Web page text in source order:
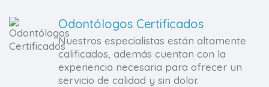
Odontólogos Certificados
Nuestros especialistas están altamente
calificados, además cuentan con la
experiencia necesaria para ofrecer un
servicio de calidad y sin dolor.